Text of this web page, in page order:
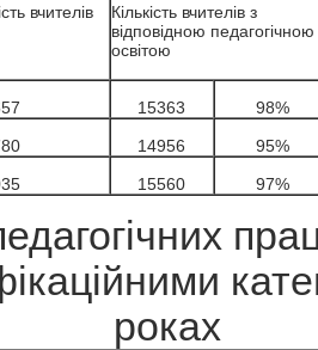
вчителів
Кількість вчителів з
відповідною педагогічною
освітою
15363
98%
14956
95%
15560 97%
роках